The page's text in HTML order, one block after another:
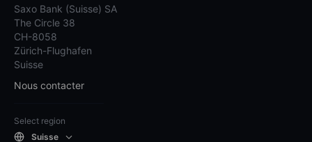
Saxo Bank (Suisse) SA
The Circle 38
CH-8058
Zürich-Flughafen
Suisse
Nous contacter
Select region
Suisse